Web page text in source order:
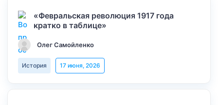
«Февральская революция 1917 года
кратко в таблице»
Олег Самойленко
История 17 июня, 2026